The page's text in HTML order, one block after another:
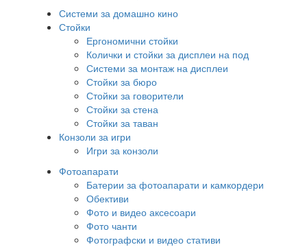
Системи за домашно кино
Стойки
Ергономични стойки
Колички и стойки за дисплеи на под
Системи за монтаж на дисплеи
Стойки за бюро
Стойки за говорители
Стойки за стена
Стойки за таван
Конзоли за игри
Игри за конзоли
Фотоапарати
Батерии за фотоапарати и камкордери
Обективи
Фото и видео аксесоари
Фото чанти
Фотографски и видео стативи